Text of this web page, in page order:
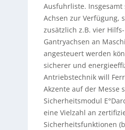
Ausfuhrliste. Insgesamt
Achsen zur Verfügung,
zusätzlich z.B. vier
Gantryachsen an
angesteuert werden
sicherer und
Antriebstechnik will
Akzente auf der Messe
Sicherheitsmodul
eine Vielzahl an
Sicherheitsfunktionen